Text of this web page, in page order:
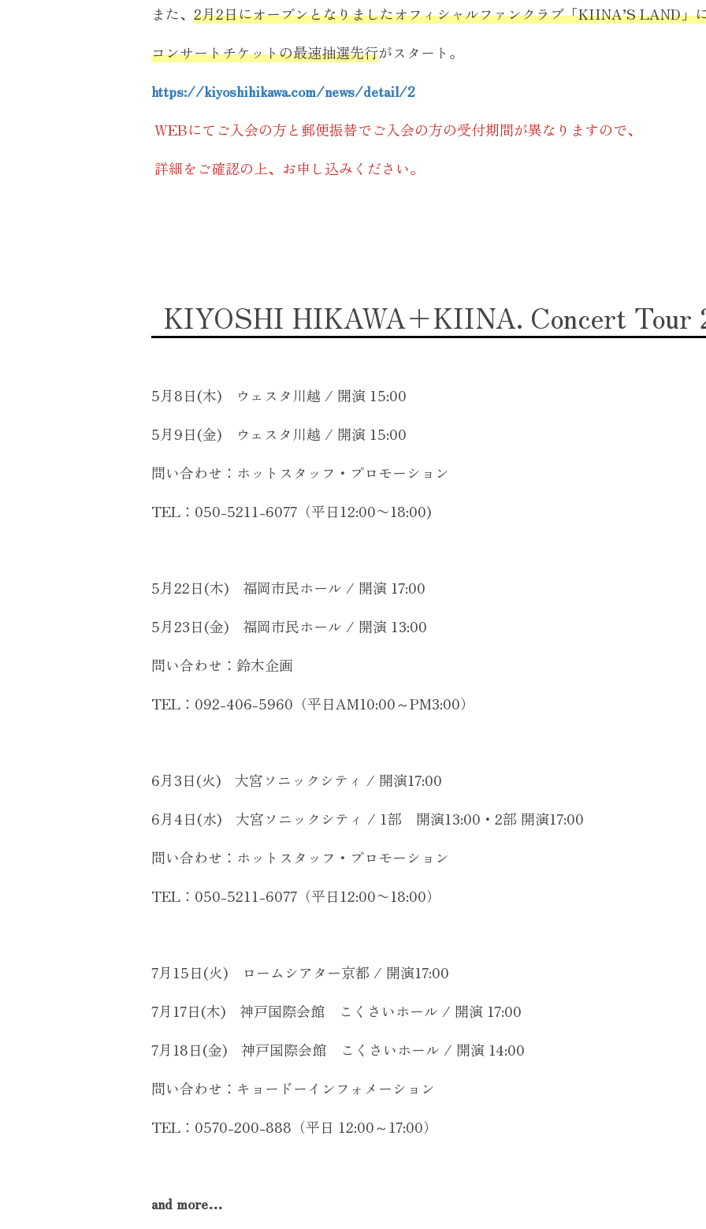
また、 2月2日にオープンとなりましたオフィシャルファンクラブ「KIINA’S LAND」
コンサートチケットの最速抽選先行がスタート。
https://kiyoshihikawa.com/news/detail/2
WEBにてご入会の方と郵便振替でご入会の方の受付期間が異なりますので、
詳細をご確認の上、お申し込みください。
KIYOSHI HIKAWA＋KIINA. Concert Tour
5月8日(木) ウェスタ川越 / 開演 15:00
5月9日(金) ウェスタ川越 / 開演 15:00
問い合わせ：ホットスタッフ・プロモーション
TEL：050-5211-6077（平日12:00〜18:00)
5月22日(木) 福岡市民ホール / 開演 17:00
5月23日(金) 福岡市民ホール / 開演 13:00
問い合わせ：鈴木企画
TEL：092-406-5960（平日AM10:00～PM3:00）
6月3日(火) 大宮ソニックシティ / 開演17:00
6月4日(水) 大宮ソニックシティ / 1部 開演13:00・2部 開演17:00
問い合わせ：ホットスタッフ・プロモーション
TEL：050-5211-6077（平日12:00〜18:00）
7月15日(火) ロームシアター京都 / 開演17:00
7月17日(木) 神戸国際会館 こくさいホール / 開演 17:00
7月18日(金) 神戸国際会館 こくさいホール / 開演 14:00
問い合わせ：キョードーインフォメーション
TEL：0570-200-888（平日 12:00～17:00）
and more…